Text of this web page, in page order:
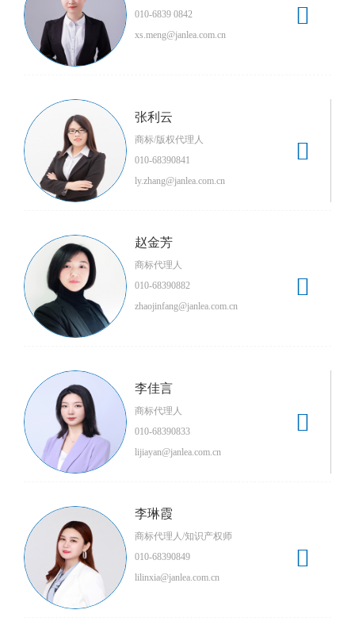

010-6839 0842
xs.meng@janlea.com.cn

张利云
商标/版权代理人
010-68390841
ly.zhang@janlea.com.cn

赵金芳
商标代理人
010-68390882
zhaojinfang@janlea.com.cn

李佳言
商标代理人
010-68390833
lijiayan@janlea.com.cn

李琳霞
商标代理人/知识产权师
010-68390849
lilinxia@janlea.com.cn